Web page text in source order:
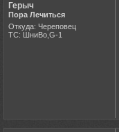
Герыч
Пора Лечиться
Откуда: Череповец
ТС: ШниВо,G-1